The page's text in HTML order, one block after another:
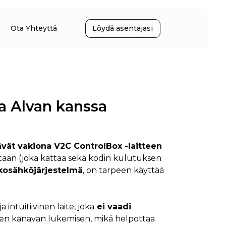
Ota Yhteyttä Löydä asentajasi
Alvan kanssa
vakiona V2C ControlBox -laitteen
(joka kattaa sekä kodin kulutuksen
, on tarpeen käyttää
intuitiivinen laite, joka ei vaadi
kanavan lukemisen, mikä helpottaa